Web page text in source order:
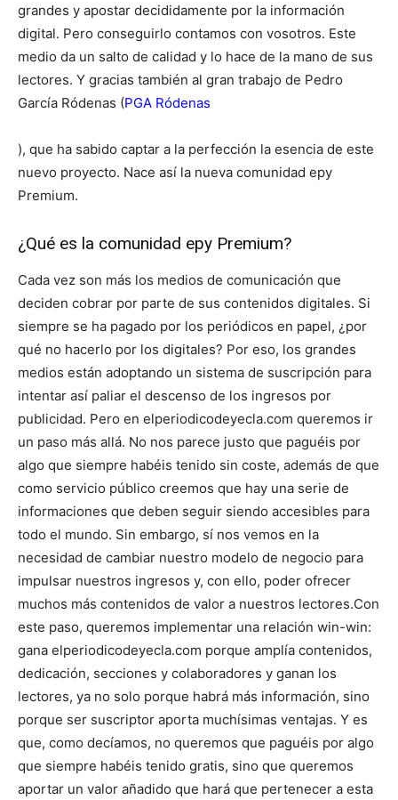
grandes y apostar decididamente por la información
digital. Pero conseguirlo contamos con vosotros. Este
medio da un salto de calidad y lo hace de la mano de sus
lectores. Y gracias también al gran trabajo de Pedro
García Ródenas (PGA Ródenas
), que ha sabido captar a la perfección la esencia de este
nuevo proyecto. Nace así la nueva comunidad epy
Premium.
¿Qué es la comunidad epy Premium?
Cada vez son más los medios de comunicación que
deciden cobrar por parte de sus contenidos digitales. Si
siempre se ha pagado por los periódicos en papel, ¿por
qué no hacerlo por los digitales? Por eso, los grandes
medios están adoptando un sistema de suscripción para
intentar así paliar el descenso de los ingresos por
publicidad. Pero en elperiodicodeyecla.com queremos ir
un paso más allá. No nos parece justo que paguéis por
algo que siempre habéis tenido sin coste, además de que
como servicio público creemos que hay una serie de
informaciones que deben seguir siendo accesibles para
todo el mundo. Sin embargo, sí nos vemos en la
necesidad de cambiar nuestro modelo de negocio para
impulsar nuestros ingresos y, con ello, poder ofrecer
muchos más contenidos de valor a nuestros lectores.Con
este paso, queremos implementar una relación win-win:
gana elperiodicodeyecla.com porque amplía contenidos,
dedicación, secciones y colaboradores y ganan los
lectores, ya no solo porque habrá más información, sino
porque ser suscriptor aporta muchísimas ventajas. Y es
que, como decíamos, no queremos que paguéis por algo
que siempre habéis tenido gratis, sino que queremos
aportar un valor añadido que hará que pertenecer a esta